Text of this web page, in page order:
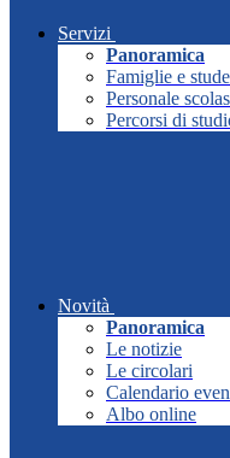
Servizi
Panoramica
Famiglie e
Personale
Percorsi di
Novità
Panoramica
Le notizie
Le circolari
Calendario
Albo online